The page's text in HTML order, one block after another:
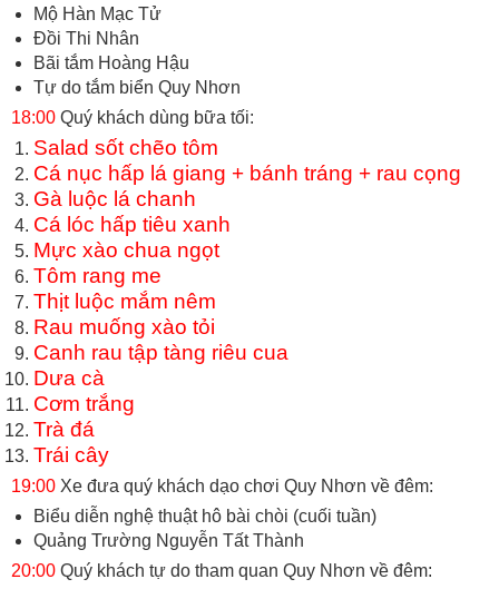
Mộ Hàn Mạc Tử
Đồi Thi Nhân
Bãi tắm Hoàng Hậu
Tự do tắm biển Quy Nhơn
18:00 Quý khách dùng bữa tối:
Salad sốt chẽo tôm
Cá nục hấp lá giang + bánh tráng + rau cọng
Gà luộc lá chanh
Cá lóc hấp tiêu xanh
Mực xào chua ngọt
Tôm rang me
Thịt luộc mắm nêm
Rau muống xào tỏi
Canh rau tập tàng riêu cua
Dưa cà
Cơm trắng
Trà đá
Trái cây
19:00 Xe đưa quý khách dạo chơi Quy Nhơn về đêm:
Biểu diễn nghệ thuật hô bài chòi (cuối tuần)
Quảng Trường Nguyễn Tất Thành
20:00 Quý khách tự do tham quan Quy Nhơn về đêm: